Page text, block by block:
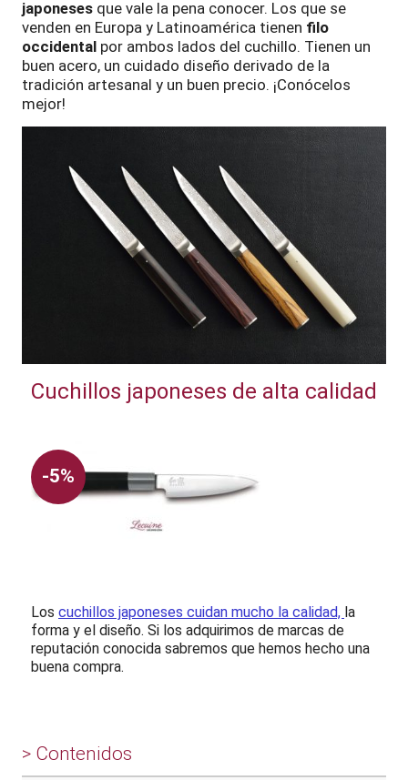
japoneses que vale la pena conocer. Los que se
venden en Europa y Latinoamérica tienen filo
occidental por ambos lados del cuchillo. Tienen un
buen acero, un cuidado diseño derivado de la
tradición artesanal y un buen precio. ¡Conócelos
mejor!
Cuchillos japoneses de alta calidad
-5%
Los cuchillos japoneses cuidan mucho la calidad, la
forma y el diseño. Si los adquirimos de marcas de
reputación conocida sabremos que hemos hecho una
buena compra.
> Contenidos